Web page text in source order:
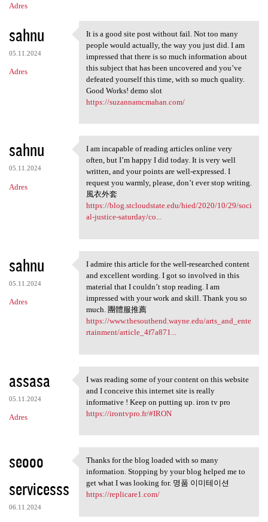
Adres
sahnu
05.11.2024
Adres
It is a good site post
It is a good site post without fail. Not too many
people would actually, the way you just did. I am
impressed that there is so much information about
this subject that has been uncovered and you’ve
defeated yourself this time, with so much quality.
Good Works! demo slot
https://suzannamcmahan.com/
sahnu
05.11.2024
Adres
I am incapable of reading
I am incapable of reading articles online very
often, but I’m happy I did today. It is very well
written, and your points are well-expressed. I
request you warmly, please, don’t ever stop writing.
風衣外套
https://blog.stcloudstate.edu/hied/2020/10/29/soci
al-justice-saturday/co...
sahnu
05.11.2024
Adres
I admire this article for the
I admire this article for the well-researched content
and excellent wording. I got so involved in this
material that I couldn’t stop reading. I am
impressed with your work and skill. Thank you so
much. 團體服推薦
https://www.thesouthend.wayne.edu/arts_and_ente
rtainment/article_4f7a871...
assasa
05.11.2024
Adres
I was reading some of your
I was reading some of your content on this website
and I conceive this internet site is really
informative ! Keep on putting up. iron tv pro
https://irontvpro.fr/#IRON
seooo
servicesss
06.11.2024
Thanks for the blog loaded
Thanks for the blog loaded with so many
information. Stopping by your blog helped me to
get what I was looking for. 명품 이미테이션
https://replicare1.com/